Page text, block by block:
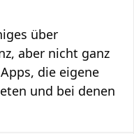
über
aber nicht ganz
die eigene
und bei denen